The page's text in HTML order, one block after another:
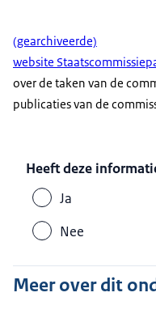
(gearchiveerde)
website
over de taken van de
publicaties van de
Heeft deze
Ja
Nee
Meer over dit